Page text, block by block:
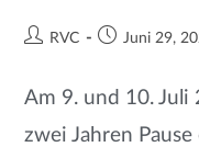
RVC Juni 29,
Am 9. und 10. Juli
zwei Jahren